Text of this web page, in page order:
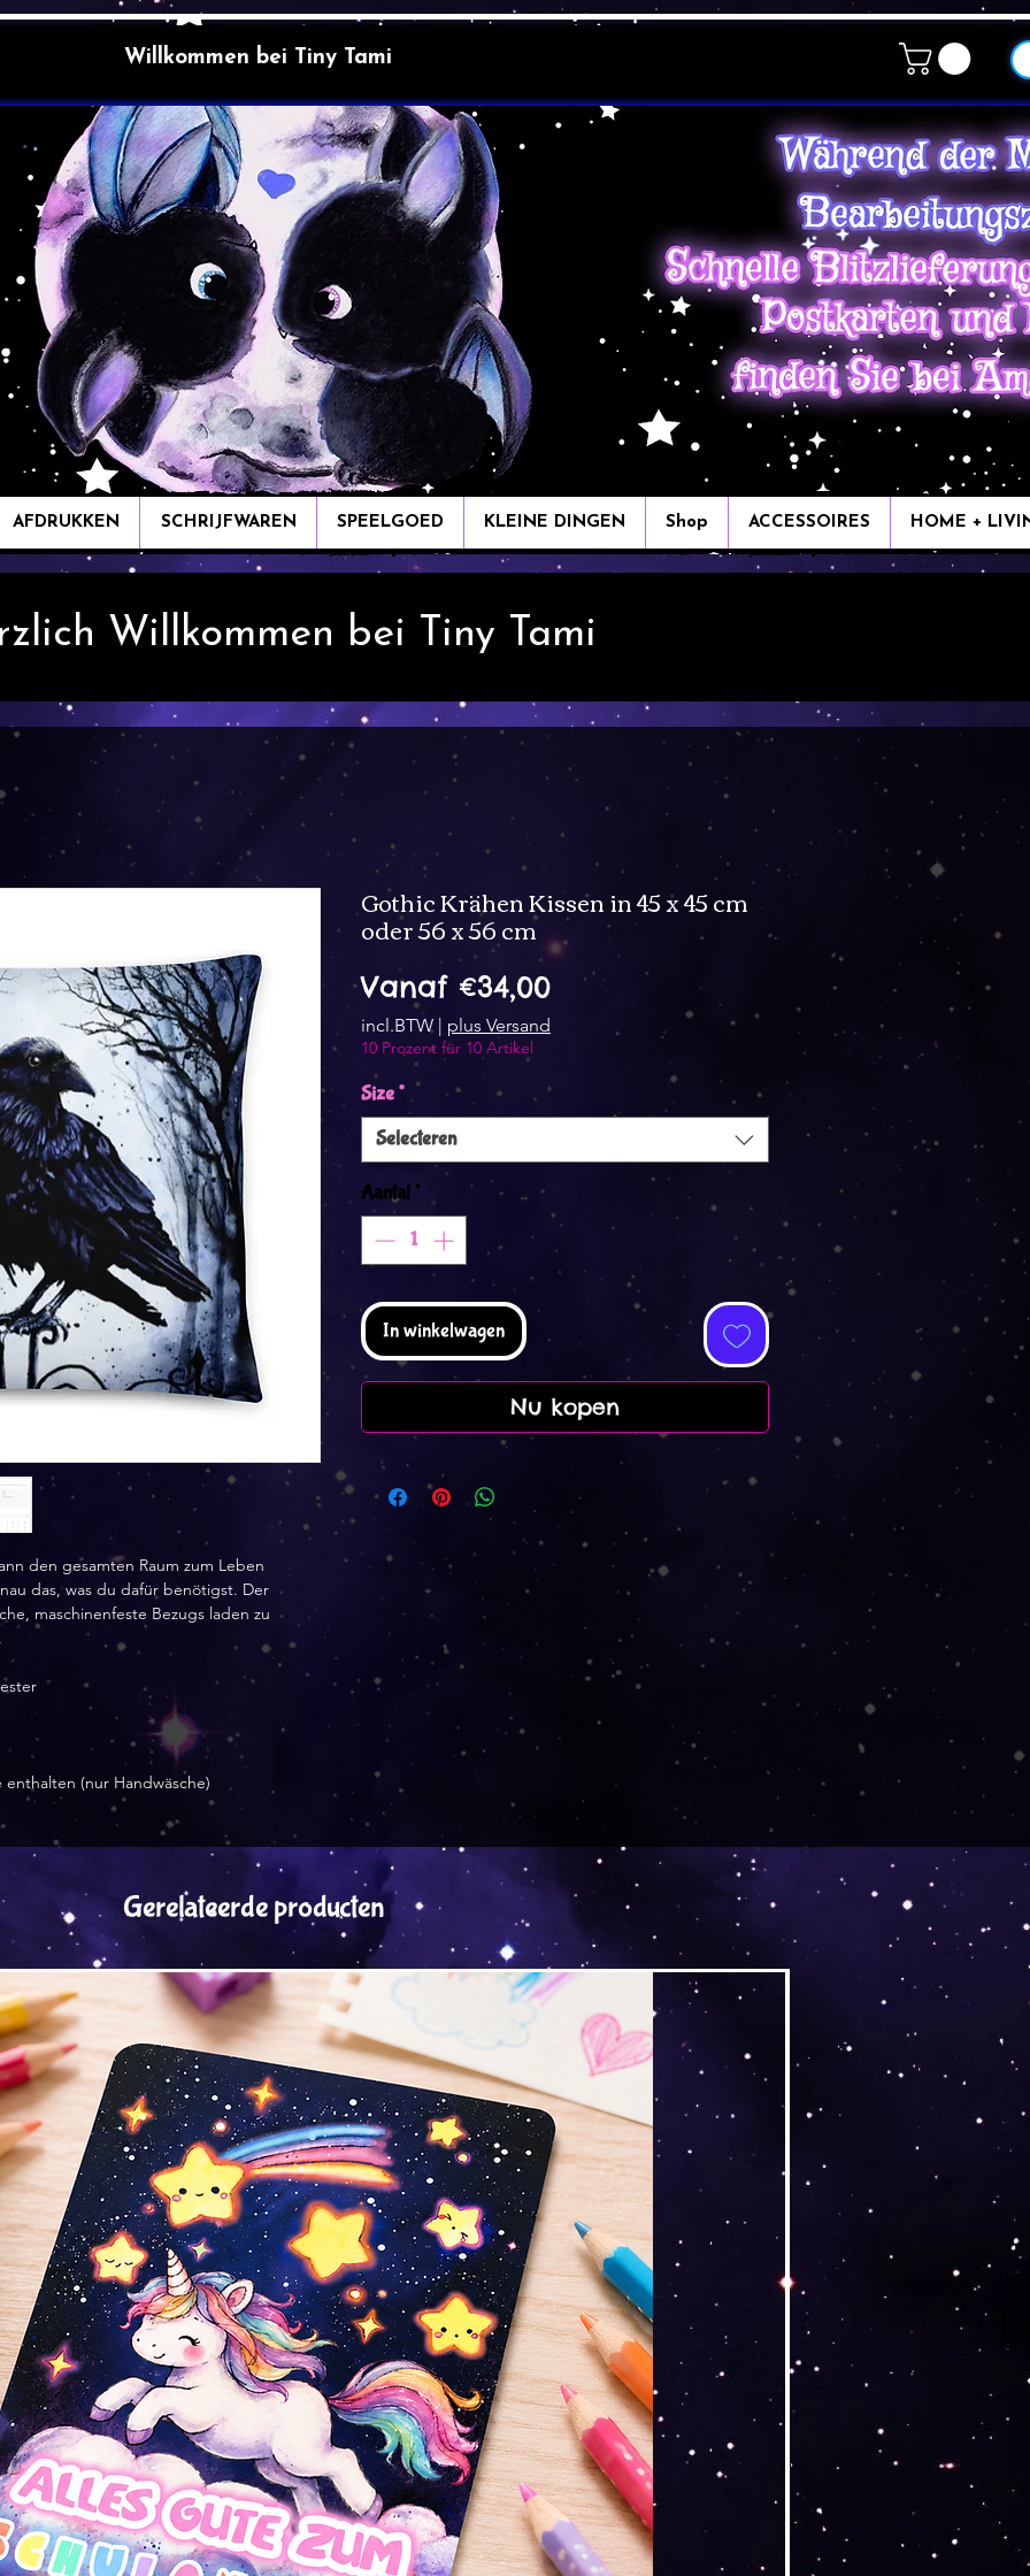
Willkommen bei Tiny Tami
AFDRUKKEN SCHRIJFWAREN SPEELGOED KLEINE DINGEN Shop ACCESSOIRES HOME +
Willkommen bei Tiny Tami
den gesamten Raum zum Leben
das, was du dafür benötigst. Der
maschinenfeste Bezugs laden zu
(nur Handwäsche)
Gothic Krähen Kissen in 45 x 45 cm
oder 56 x 56 cm
Vanaf €34,00Verkoopprijs
incl.BTW | plus Versand
10 Prozent für 10 Artikel
Size*
Selecteren
Aantal*
In winkelwagen
Nu kopen
Gerelateerde producten
Versand by Tiny Tami